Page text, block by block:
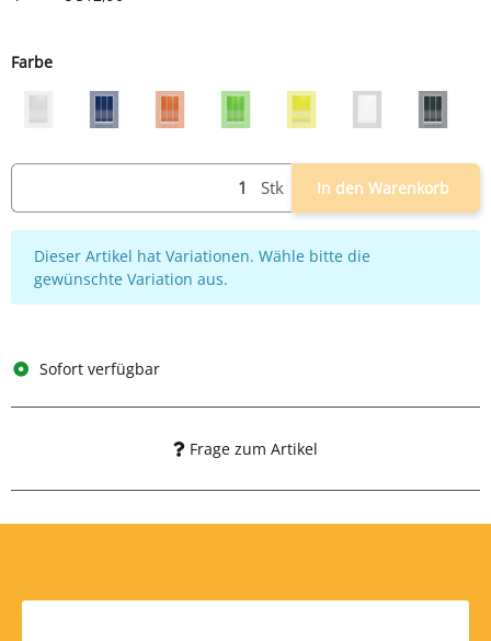
Farbe
Stk In den Warenkorb
x
Dieser Artikel hat Variationen. Wähle bitte die
gewünschte Variation aus.
Sofort verfügbar
Frage zum Artikel